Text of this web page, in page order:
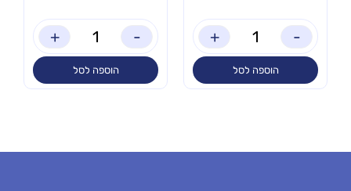
-
+
הוספה לסל
-
+
הוספה לסל